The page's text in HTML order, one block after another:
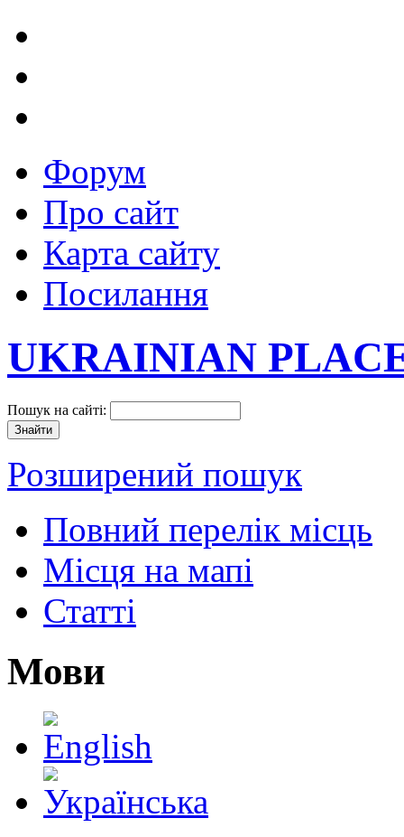
Форум
Про сайт
Карта сайту
Посилання
UKRAINIAN
Пошук на сайті:
Розширений пошук
Повний перелік місць
Місця на мапі
Статті
Мови